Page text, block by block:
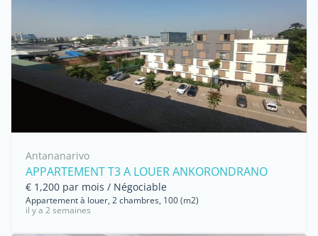
Antananarivo
APPARTEMENT T3 A LOUER ANKORONDRANO
€ 1,200 par mois / Négociable
Appartement à louer, 2 chambres, 100 (m2)
il y a 2 semaines